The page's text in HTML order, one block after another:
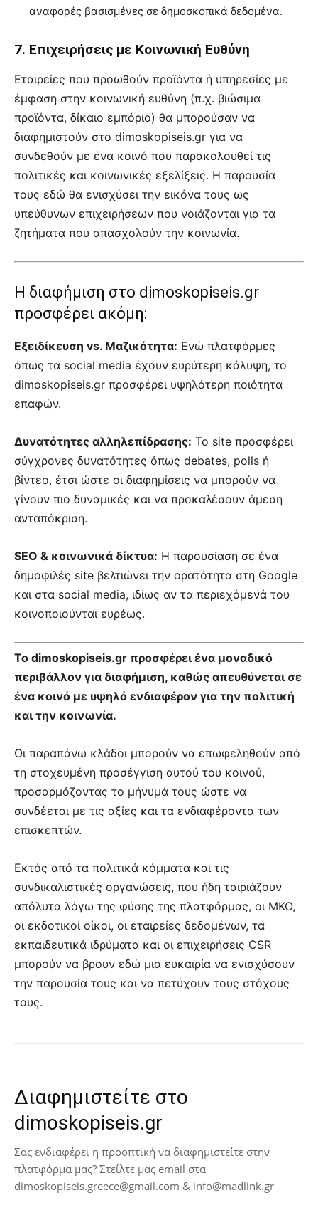
αναφορές βασισμένες σε δημοσκοπικά δεδομένα.
7. Επιχειρήσεις με Κοινωνική Ευθύνη
Εταιρείες που προωθούν προϊόντα ή υπηρεσίες με
έμφαση στην κοινωνική ευθύνη (π.χ. βιώσιμα
προϊόντα, δίκαιο εμπόριο) θα μπορούσαν να
διαφημιστούν στο dimoskopiseis.gr για να
συνδεθούν με ένα κοινό που παρακολουθεί τις
πολιτικές και κοινωνικές εξελίξεις. Η παρουσία
τους εδώ θα ενισχύσει την εικόνα τους ως
υπεύθυνων επιχειρήσεων που νοιάζονται για τα
ζητήματα που απασχολούν την κοινωνία.
Η διαφήμιση στο dimoskopiseis.gr
προσφέρει ακόμη:
Εξειδίκευση vs. Μαζικότητα: Ενώ πλατφόρμες
όπως τα social media έχουν ευρύτερη κάλυψη, το
dimoskopiseis.gr προσφέρει υψηλότερη ποιότητα
επαφών.
Δυνατότητες αλληλεπίδρασης: Το site προσφέρει
σύγχρονες δυνατότητες όπως debates, polls ή
βίντεο, έτσι ώστε οι διαφημίσεις να μπορούν να
γίνουν πιο δυναμικές και να προκαλέσουν άμεση
ανταπόκριση.
SEO & κοινωνικά δίκτυα: Η παρουσίαση σε ένα
δημοφιλές site βελτιώνει την ορατότητα στη Google
και στα social media, ιδίως αν τα περιεχόμενά του
κοινοποιούνται ευρέως.
Το dimoskopiseis.gr προσφέρει ένα μοναδικό
περιβάλλον για διαφήμιση, καθώς απευθύνεται σε
ένα κοινό με υψηλό ενδιαφέρον για την πολιτική
και την κοινωνία.
Οι παραπάνω κλάδοι μπορούν να επωφεληθούν από
τη στοχευμένη προσέγγιση αυτού του κοινού,
προσαρμόζοντας το μήνυμά τους ώστε να
συνδέεται με τις αξίες και τα ενδιαφέροντα των
επισκεπτών.
Εκτός από τα πολιτικά κόμματα και τις
συνδικαλιστικές οργανώσεις, που ήδη ταιριάζουν
απόλυτα λόγω της φύσης της πλατφόρμας, οι ΜΚΟ,
οι εκδοτικοί οίκοι, οι εταιρείες δεδομένων, τα
εκπαιδευτικά ιδρύματα και οι επιχειρήσεις CSR
μπορούν να βρουν εδώ μια ευκαιρία να ενισχύσουν
την παρουσία τους και να πετύχουν τους στόχους
τους.
Διαφημιστείτε στο
dimoskopiseis.gr
Σας ενδιαφέρει η προοπτική να διαφημιστείτε στην
πλατφόρμα μας? Στείλτε μας email στα
dimoskopiseis.greece@gmail.com & info@madlink.gr